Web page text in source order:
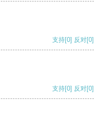
支持[0] 反对[0]
支持[0] 反对[0]